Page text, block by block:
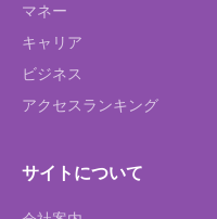
マネー
キャリア
ビジネス
アクセスランキング
サイトについて